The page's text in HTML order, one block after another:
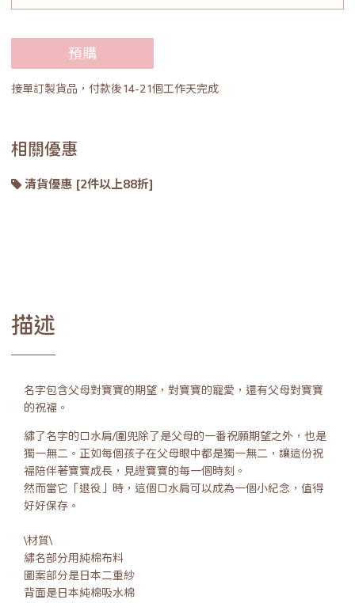
預購
接單訂製貨品，付款後14-21個工作天完成
相關優惠
清貨優惠 [2件以上88折]
描述
名字包含父母對寶寶的期望，對寶寶的寵愛，還有父母對寶寶
的祝福。
繡了名字的口水肩/圍兜除了是父母的一番祝願期望之外，也是
獨一無二。正如每個孩子在父母眼中都是獨一無二，讓這份祝
福陪伴著寶寶成長，見證寶寶的每一個時刻。
然而當它「退役」時，這個口水肩可以成為一個小紀念，值得
好好保存。
\材質\
繡名部分用純棉布料
圖案部分是日本二重紗
背面是日本純棉吸水棉